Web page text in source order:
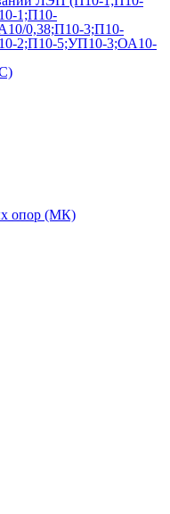
1;П10-
0,38;П10-3;П10-
2;П10-5;УП10-3;ОА10-
опор (МК)